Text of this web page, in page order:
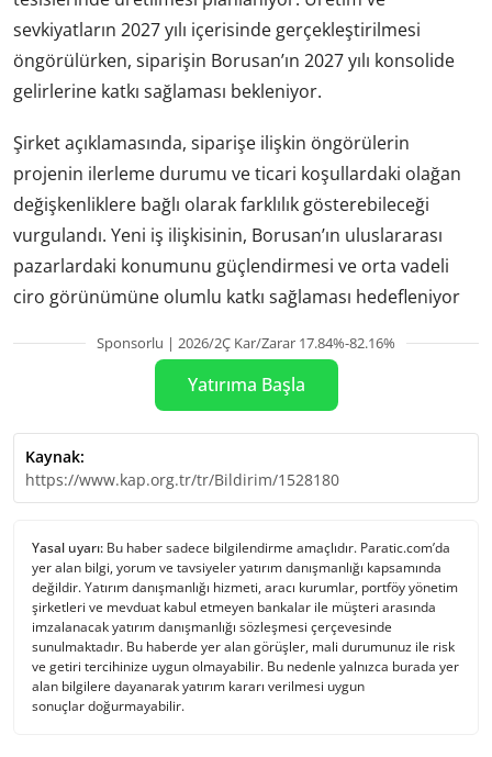
sevkiyatların 2027 yılı içerisinde gerçekleştirilmesi
öngörülürken, siparişin Borusan’ın 2027 yılı konsolide
gelirlerine katkı sağlaması bekleniyor.
Şirket açıklamasında, siparişe ilişkin öngörülerin
projenin ilerleme durumu ve ticari koşullardaki olağan
değişkenliklere bağlı olarak farklılık gösterebileceği
vurgulandı. Yeni iş ilişkisinin, Borusan’ın uluslararası
pazarlardaki konumunu güçlendirmesi ve orta vadeli
ciro görünümüne olumlu katkı sağlaması hedefleniyor
Sponsorlu | 2026/2Ç Kar/Zarar 17.84%-82.16%
Yatırıma Başla
Kaynak:
https://www.kap.org.tr/tr/Bildirim/1528180
Yasal uyarı: Bu haber sadece bilgilendirme amaçlıdır. Paratic.com’da
yer alan bilgi, yorum ve tavsiyeler yatırım danışmanlığı kapsamında
değildir. Yatırım danışmanlığı hizmeti, aracı kurumlar, portföy yönetim
şirketleri ve mevduat kabul etmeyen bankalar ile müşteri arasında
imzalanacak yatırım danışmanlığı sözleşmesi çerçevesinde
sunulmaktadır. Bu haberde yer alan görüşler, mali durumunuz ile risk
ve getiri tercihinize uygun olmayabilir. Bu nedenle yalnızca burada yer
alan bilgilere dayanarak yatırım kararı verilmesi uygun
sonuçlar doğurmayabilir.